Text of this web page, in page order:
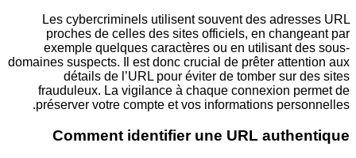
Les cybercriminels utilisent souvent des
proches de celles des sites officiels, en
exemple quelques caractères ou en utilisant
domaines suspects. Il est donc crucial de prêter
détails de l’URL pour éviter de tomber
frauduleux. La vigilance à chaque connexion
préserver votre compte et vos informations
Comment identifier une URL